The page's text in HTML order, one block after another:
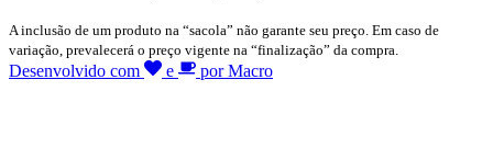
A inclusão de um produto na “sacola” não garante seu preço. Em caso de
variação, prevalecerá o preço vigente na “finalização” da compra.
Desenvolvido com e por Macro